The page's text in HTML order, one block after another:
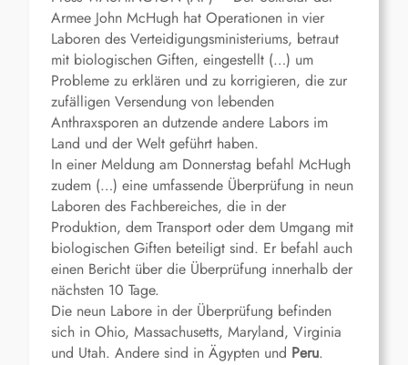
Armee John McHugh hat Operationen in vier
Laboren des Verteidigungsministeriums, betraut
mit biologischen Giften, eingestellt (…) um
Probleme zu erklären und zu korrigieren, die zur
zufälligen Versendung von lebenden
Anthraxsporen an dutzende andere Labors im
Land und der Welt geführt haben.
In einer Meldung am Donnerstag befahl McHugh
zudem (…) eine umfassende Überprüfung in neun
Laboren des Fachbereiches, die in der
Produktion, dem Transport oder dem Umgang mit
biologischen Giften beteiligt sind. Er befahl auch
einen Bericht über die Überprüfung innerhalb der
nächsten 10 Tage.
Die neun Labore in der Überprüfung befinden
sich in Ohio, Massachusetts, Maryland, Virginia
und Utah. Andere sind in Ägypten und Peru.